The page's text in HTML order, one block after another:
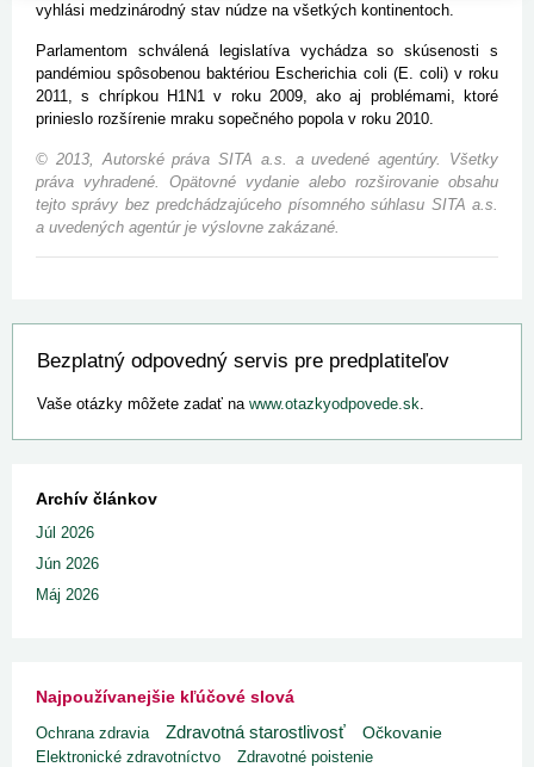
vyhlási medzinárodný stav núdze na všetkých kontinentoch.
Parlamentom schválená legislatíva vychádza so skúsenosti s
pandémiou spôsobenou baktériou Escherichia coli (E. coli) v roku
2011, s chrípkou H1N1 v roku 2009, ako aj problémami, ktoré
prinieslo rozšírenie mraku sopečného popola v roku 2010.
© 2013, Autorské práva SITA a.s. a uvedené agentúry. Všetky
práva vyhradené. Opätovné vydanie alebo rozširovanie obsahu
tejto správy bez predchádzajúceho písomného súhlasu SITA a.s.
a uvedených agentúr je výslovne zakázané.
Bezplatný odpovedný servis pre predplatiteľov
Vaše otázky môžete zadať na www.otazkyodpovede.sk.
Archív článkov
Júl 2026
Jún 2026
Máj 2026
Najpoužívanejšie kľúčové slová
Ochrana zdravia Zdravotná starostlivosť
Očkovanie
Elektronické zdravotníctvo
Zdravotné poistenie